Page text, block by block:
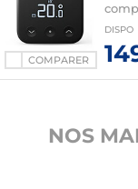
COMPARER
DISPO
NOS